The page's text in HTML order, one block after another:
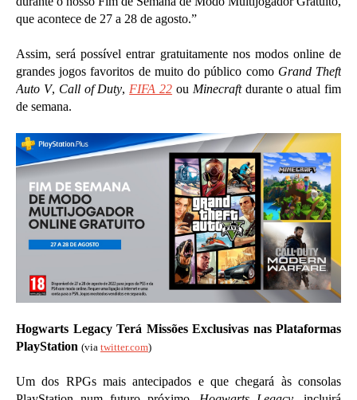
que acontece de 27 a 28 de agosto.”
Assim, será possível entrar gratuitamente nos modos online de
grandes jogos favoritos de muito do público como Grand Theft
Auto V, Call of Duty, FIFA 22 ou Minecraftdurante o atual fim
de semana.
Hogwarts Legacy Terá Missões Exclusivas nas Plataformas
PlayStation (via twitter.com)
Um dos RPGs mais antecipados e que chegará às consolas